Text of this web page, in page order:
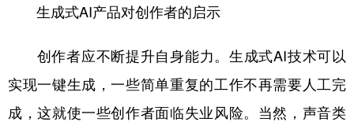
生成式AI产品对创作者的启示
创作者应不断提升自身能力。生成式AI技术可以
实现一键生成，一些简单重复的工作不再需要人工完
成，这就使一些创作者面临失业风险。当然，声音类